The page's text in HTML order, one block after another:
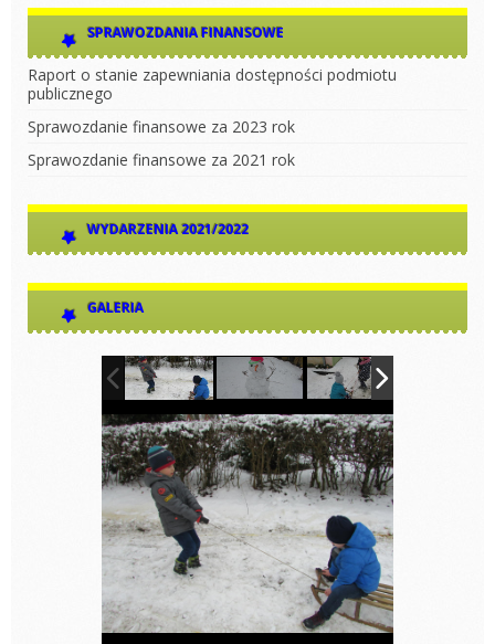
SPRAWOZDANIA FINANSOWE
Raport o stanie zapewniania dostępności podmiotu
publicznego
Sprawozdanie finansowe za 2023 rok
Sprawozdanie finansowe za 2021 rok
WYDARZENIA 2021/2022
GALERIA